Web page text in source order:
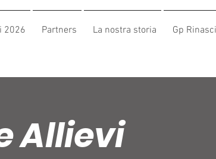
2026 Partners La nostra storia Gp
Allievi